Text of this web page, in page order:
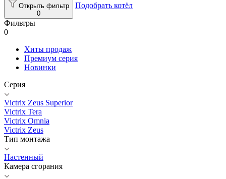
Открыть фильтр
0
Подобрать котёл
Фильтры
0
Хиты продаж
Премиум серия
Новинки
Серия
Victrix Zeus Superior
Victrix Tera
Victrix Omnia
Victrix Zeus
Тип монтажа
Настенный
Камера сгорания